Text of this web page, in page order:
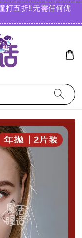
打五折‼️无需任何优